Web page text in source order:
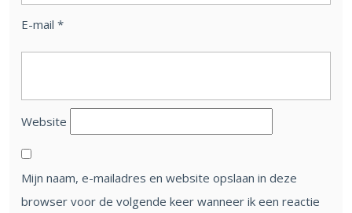
E-mail *
Website
Mijn naam, e-mailadres en website opslaan in deze
browser voor de volgende keer wanneer ik een reactie